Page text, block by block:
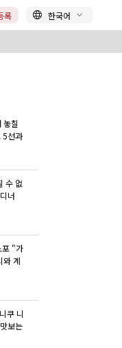
록 한국어
칠
5선과
수 없
너
포 "가
와 계
쿠 니
보는